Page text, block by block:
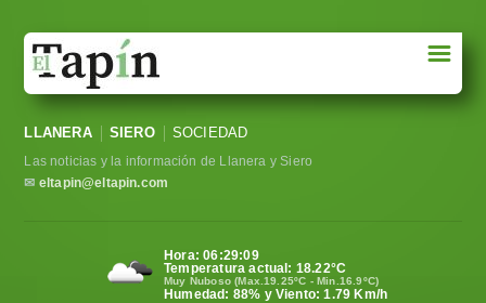
Sociedad
Política
☰
LLANERA SIERO SOCIEDAD
Las noticias y la información de Llanera y Siero
✉ eltapin@eltapin.com
Hora:06:29:10
Temperatura actual: 18.22°C
Muy Nuboso (Max.19.25ºC - Min.16.9ºC)
Humedad: 88% y Viento: 1.79 Km/h